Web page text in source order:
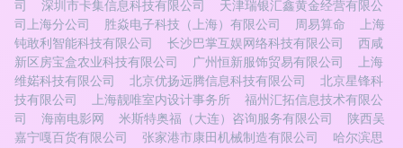
司
深圳市卡集信息科技有限公司
天津瑞银汇鑫黄金经营有限公
司上海分公司
胜焱电子科技（上海）有限公司 周易算命
上海
钝敢利智能科技有限公司
长沙巴掌互娱网络科技有限公司
西咸
新区房宝盒农业科技有限公司
广州恒新服饰贸易有限公司
上海
维婼科技有限公司
北京优扬远腾信息科技有限公司
北京星锋科
技有限公司
上海靓唯室内设计事务所
福州汇拓信息技术有限公
司
海南电影网 米斯特奥福（大连）咨询服务有限公司
陕西吴
嘉宁嘎百货有限公司
张家港市康田机械制造有限公司
哈尔滨思